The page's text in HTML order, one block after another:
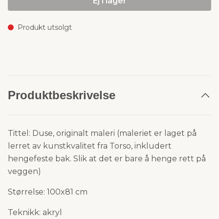
Produkt utsolgt
Produktbeskrivelse
Tittel: Duse, originalt maleri (maleriet er laget på
lerret av kunstkvalitet fra Torso, inkludert
hengefeste bak. Slik at det er bare å henge rett på
veggen)
Størrelse: 100x81 cm
Teknikk: akryl